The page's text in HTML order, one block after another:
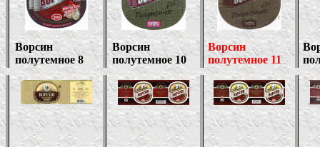
Ворсин
полутемное 8
Ворсин
полутемное 10
Ворсин
полутемное 11